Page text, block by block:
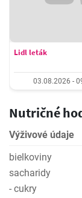
Lidl leták
03.08.2026 -
Nutričné
Výživové údaje
bielkoviny
sacharidy
- cukry